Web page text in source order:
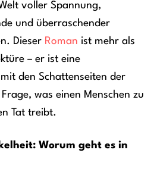
voller Spannung,
und überraschender
Dieser Roman ist mehr als
– er ist eine
den Schattenseiten der
was einen Menschen zu
Tat treibt.
Worum geht es in